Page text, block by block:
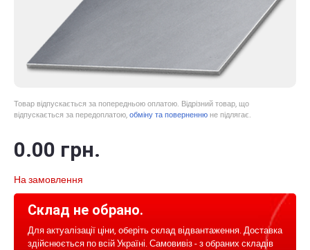
Товар відпускається за попередньою оплатою. Відрізний товар, що
відпускається за передоплатою, обміну та поверненню не підлягає.
0.00 грн.
На замовлення
Склад не обрано.
Для актуалізації ціни, оберіть склад відвантаження. Доставка
здійснюється по всій Україні. Самовивіз - з обраних складів